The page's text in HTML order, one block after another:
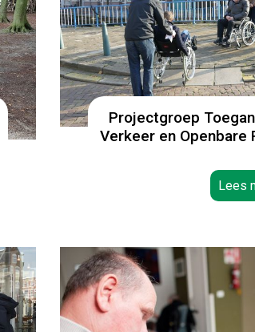
Projectgroep
Verkeer en Openbare
Lees